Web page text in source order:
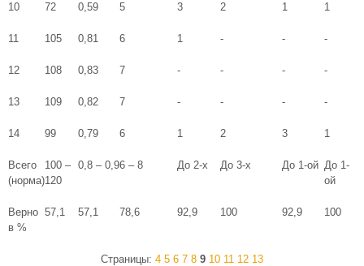
10 72 0,59 5 3 2 1 1
11 105 0,81 6 1 - - -
12 108 0,83 7 - - - -
13 109 0,82 7 - - - -
14 99 0,79 6 1 2 3 1
Всего
(норма)
100 –
120
0,8 – 0,96 – 8 До 2-х До 3-х До 1-ой До 1-
ой
Верно
в %
57,1 57,1 78,6 92,9 100 92,9 100
Страницы: 4 5 6 7 8 9 10 11 12 13